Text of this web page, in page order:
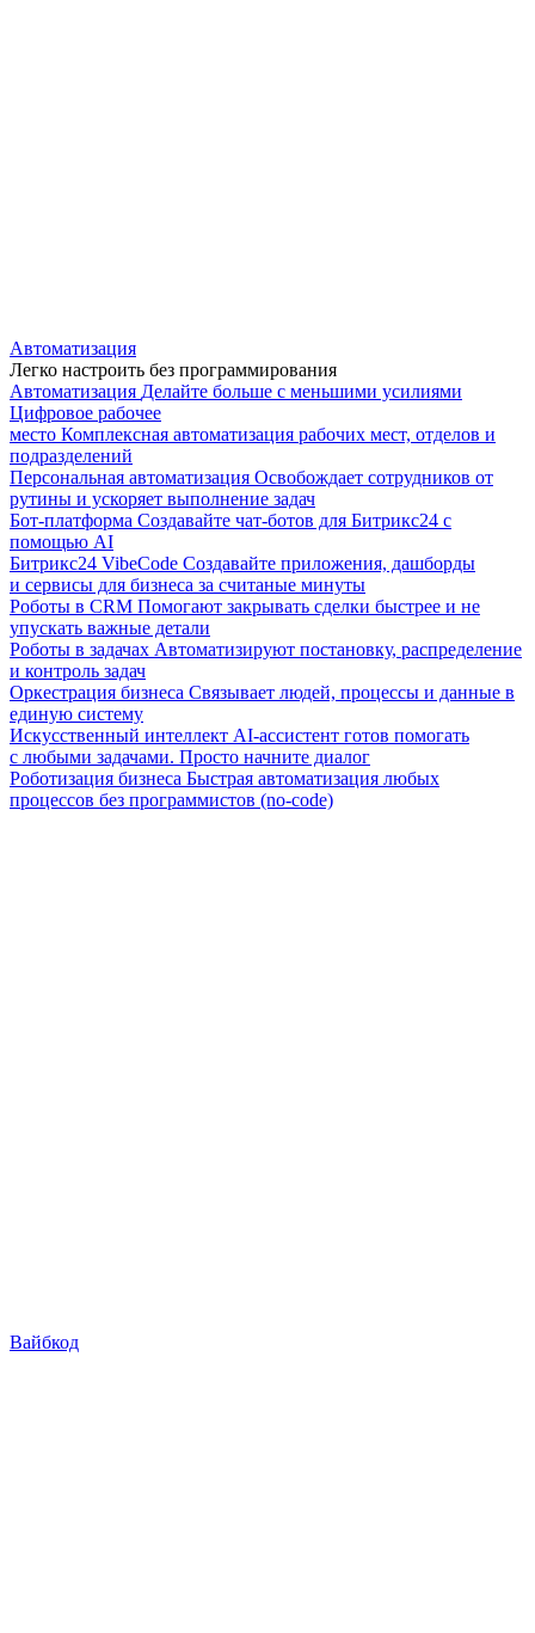
Автоматизация
Легко настроить без программирования
Автоматизация Делайте больше с меньшими усилиями
Цифровое рабочее
место Комплексная автоматизация рабочих мест, отделов и
подразделений
Персональная автоматизация Освобождает сотрудников от
рутины и ускоряет выполнение задач
Бот-платформа Создавайте чат-ботов для Битрикс24 с
помощью AI
Битрикс24 VibeCode Создавайте приложения, дашборды
и сервисы для бизнеса за считаные минуты
Роботы в CRM Помогают закрывать сделки быстрее и не
упускать важные детали
Роботы в задачах Автоматизируют постановку, распределение
и контроль задач
Оркестрация бизнеса Связывает людей, процессы и данные в
единую систему
Искусственный интеллект AI-ассистент готов помогать
с любыми задачами. Просто начните диалог
Роботизация бизнеса Быстрая автоматизация любых
процессов без программистов (no-code)
Вайбкод